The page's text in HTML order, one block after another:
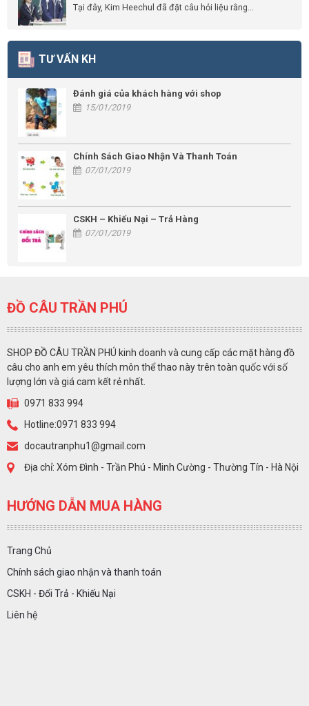
Tại đây, Kim Heechul đã đặt câu hỏi liệu rằng...
TƯ VẤN KH
Đánh giá của khách hàng với shop
15/01/2019
Chính Sách Giao Nhận Và Thanh Toán
07/01/2019
CSKH – Khiếu Nại – Trả Hàng
07/01/2019
ĐỒ CÂU TRẦN PHÚ
SHOP ĐỒ CÂU TRẦN PHÚ kinh doanh và cung cấp các mặt hàng đồ
câu cho anh em yêu thích môn thể thao này trên toàn quốc với số
lượng lớn và giá cam kết rẻ nhất.
0971 833 994
Hotline:0971 833 994
docautranphu1@gmail.com
Địa chỉ: Xóm Đình - Trần Phú - Minh Cường - Thường Tín - Hà Nội
HƯỚNG DẪN MUA HÀNG
Trang Chủ
Chính sách giao nhận và thanh toán
CSKH - Đổi Trả - Khiếu Nại
Liên hệ